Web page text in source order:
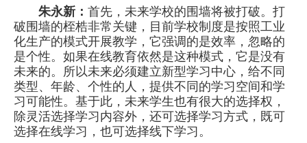
朱永新： 首先，未来学校的围墙将被打破。打
破围墙的桎梏非常关键，目前学校制度是按照工业
化生产的模式开展教学，它强调的是效率，忽略的
是个性。如果在线教育依然是这种模式，它是没有
未来的。所以未来必须建立新型学习中心，给不同
类型、年龄、个性的人，提供不同的学习空间和学
习可能性。基于此，未来学生也有很大的选择权，
除灵活选择学习内容外，还可选择学习方式，既可
选择在线学习，也可选择线下学习。